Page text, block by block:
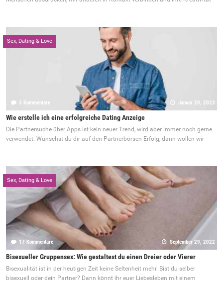
Sex, Dating & Love
3 Kommentare Januar 20, 2023
Wie erstelle ich eine erfolgreiche Dating Anzeige
Die Partnersuche über Apps ist kein neuer Trend, wird aber immer noch gerne
verwendet. Wünschst du dir auf den Partnerbörsen Erfolg, dann wollen wir
Sex, Dating & Love
17 Kommentare September 29, 2022
Bisexueller Gruppensex: Wie gestaltest du einen Dreier oder Vierer
Bisexualität ist in der heutigen Zeit keine Seltenheit mehr. Bist du selber
bisexuell oder dein Partner? Dann könnt ihr euer Liebesleben mit einem